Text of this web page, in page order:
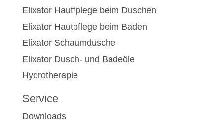
Elixator Hautfplege beim Duschen
Elixator Hautpflege beim Baden
Elixator Schaumdusche
Elixator Dusch- und Badeöle
Hydrotherapie
Service
Downloads